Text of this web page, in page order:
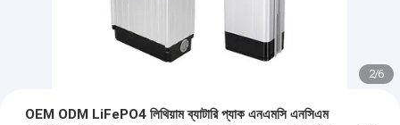
2/6
OEM ODM LiFePO4 লিথিয়াম ব্যাটারি প্যাক এনএমসি এনসিএম